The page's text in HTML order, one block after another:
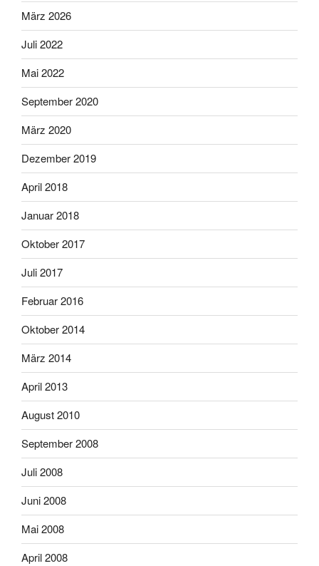
März 2026
Juli 2022
Mai 2022
September 2020
März 2020
Dezember 2019
April 2018
Januar 2018
Oktober 2017
Juli 2017
Februar 2016
Oktober 2014
März 2014
April 2013
August 2010
September 2008
Juli 2008
Juni 2008
Mai 2008
April 2008